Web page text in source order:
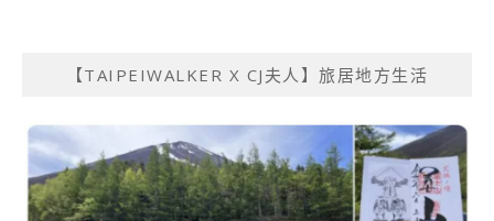
【TAIPEIWALKER X CJ夫人】旅居地方生活